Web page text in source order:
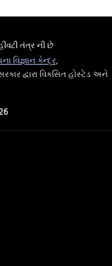
તંત્ર ની છે
વિજ્ઞાન કેન્દ્ર,
દ્વારા વિકસિત હોસ્ટેડ અને